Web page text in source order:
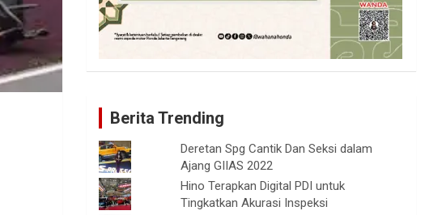
Berita Trending
Deretan Spg Cantik Dan Seksi dalam
Ajang GIIAS 2022
Hino Terapkan Digital PDI untuk
Tingkatkan Akurasi Inspeksi